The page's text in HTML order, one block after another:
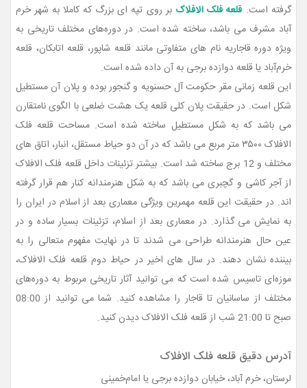
گرفته است. قلعه فلک الافلاک بر روی تپه ای بزرگ که کاملا به شهر خرم
آباد مشرف می باشد، ساخته شده است. در دوره‌های مختلف تاریخی به
ویژه دوره قاجاریه نام های متفاوتی مانند قلعه شاپور، قلعه اتابکان، قلعه
خرم‌آباد یا قلعه دوازده برجی به آن داده شده است.
این قلعه زمانی مقر حکومت آل حسنویه و گنجور بوده و پلان آن مستطیل
شکل است. در حقیقت پلان کلی قلعه یک هشت ضلعی با الگوی نامتقارن
می باشد که به شکل مستطیل ساخته شده است. مساحت قلعه فلک
الافلاک ۳۵۰۰ متر مربع می باشد که در آن دو حیاط مستقل، انبار، اتاق های
مختلف و 12 برج ساخته شد است. بیشتر تزئینات داخل قلعه فلک الافلاک
از آجر کاشی و گچبری می باشد که به شکل هنرمندانه کنار هم قرار گرفته
اند. در حقیقت این قلعه مهمرین ویژگی معماری بعد از اسلام در ایران را
به نمایش می گذارد. در معماری بعد از اسلام، تزئینات بسیار ساده و در
عین حال هنرمندانه طراحی می شدند تا در نهایت مفهوم متعالی را به
بیننده نشان دهند. در سال های اخیر در حیاط دوم قلعه فلک الافلاک،
موزه‌ای تاسیس شده است که می توانید آثار تاریخی مربوط به دوره‌های
مختلف از ساسانیان تا قاجار را مشاهده کنید. شما می توانید از 08:00
صبح تا 21:00 شب از قلعه فلک الافلاک دیدن کنید.
آدرس دقیق قلعه فلک الافلاک
لرستان، خرم آباد، خیابان دوازده برجی یا امام‌خمینی